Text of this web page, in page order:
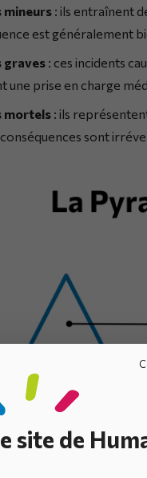
site de
mineurs : ils entraînent
est généralement
graves : ces incidents
une prise en charge
mortels : ils
sont